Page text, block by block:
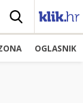
OGLASNIK